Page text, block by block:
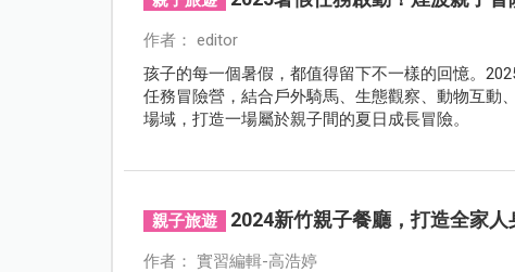
作者： editor
孩子的每一個暑假，都值得留下不一樣的回憶。
任務冒險營，結合戶外騎馬、生態觀察、動物互動
場域，打造一場屬於親子間的夏日成長冒險。
親子旅遊 2024新竹親子餐廳，打造全家
作者： 實習編輯-高浩婷